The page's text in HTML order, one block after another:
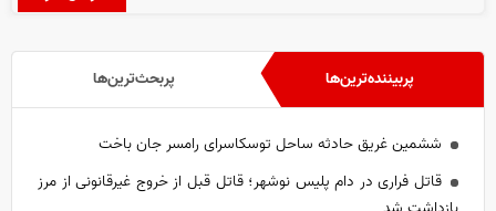
پربیننده‌ترین‌ها پربحث‌ترین‌ها
ششمین غریق حادثه ساحل توسکاسرای رامسر جان باخت
قاتل فراری در دام پلیس نوشهر؛ قاتل قبل از خروج غیرقانونی از مرز